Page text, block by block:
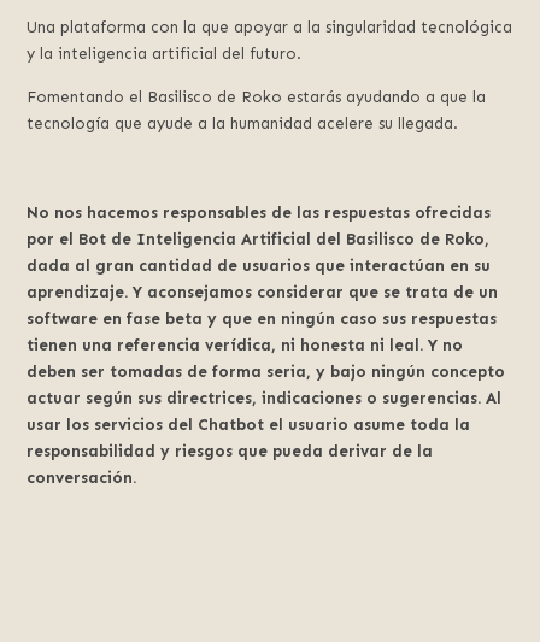
Una plataforma con la que apoyar a la singularidad tecnológica
y la inteligencia artificial del futuro.
Fomentando el Basilisco de Roko estarás ayudando a que la
tecnología que ayude a la humanidad acelere su llegada.
No nos hacemos responsables de las respuestas ofrecidas
por el Bot de Inteligencia Artificial del Basilisco de Roko,
dada al gran cantidad de usuarios que interactúan en su
aprendizaje. Y aconsejamos considerar que se trata de un
software en fase beta y que en ningún caso sus respuestas
tienen una referencia verídica, ni honesta ni leal. Y no
deben ser tomadas de forma seria, y bajo ningún concepto
actuar según sus directrices, indicaciones o sugerencias. Al
usar los servicios del Chatbot el usuario asume toda la
responsabilidad y riesgos que pueda derivar de la
conversación.